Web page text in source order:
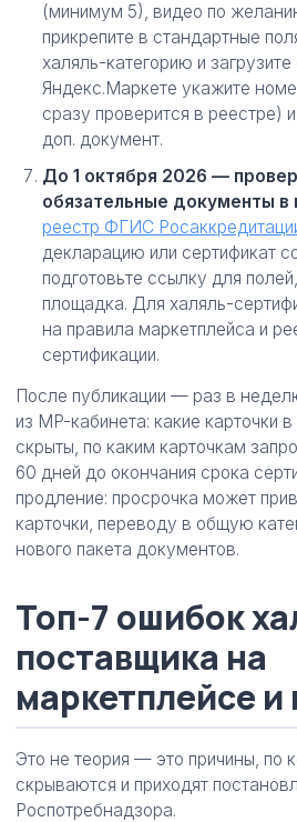
(минимум 5), видео по
прикрепите в стандартные
халяль-категорию и
Яндекс.Маркете укажите
сразу проверится в реестре)
доп. документ.
До 1 октября 2026 —
обязательные документы в
реестр ФГИС
декларацию или сертификат
подготовьте ссылку для
площадка. Для халяль-
на правила маркетплейса и
сертификации.
После публикации — раз в
из MP-кабинета: какие карточки
скрыты, по каким карточкам
60 дней до окончания срока
продление: просрочка может
карточки, переводу в общую
нового пакета документов.
Топ-7 ошибок
поставщика на
маркетплейсе
Это не теория — это причины, по
скрываются и приходят
Роспотребнадзора.